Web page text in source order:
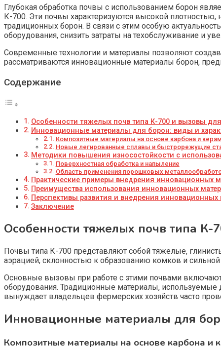
Глубокая обработка почвы с использованием борон
К-700. Эти почвы характеризуются высокой
традиционных борон. В связи с этим особую
оборудования, снизить затраты на техобслуживание и
Современные технологии и материалы позволяют
рассматриваются инновационные материалы борон,
Содержание
Особенности тяжелых почв типа К-700 и вызовы
Инновационные материалы для борон: виды и
Композитные материалы на основе карбона и
Новые легированные сплавы и быстрорежущие
Методики повышения износостойкости с
Поверхностная обработка и напыление
Область применения порошковых
Практические примеры внедрения инновационных
Преимущества использования инновационных
Перспективы развития и внедрения инновационных
Заключение
Особенности тяжелых почв типа
Почвы типа К-700 представляют собой тяжелые,
аэрацией, склонностью к образованию комков и
Основные вызовы при работе с этими почвами
оборудования. Традиционные материалы, используемые
вынуждает владельцев фермерских хозяйств часто
Инновационные материалы для
Композитные материалы на основе карбона и